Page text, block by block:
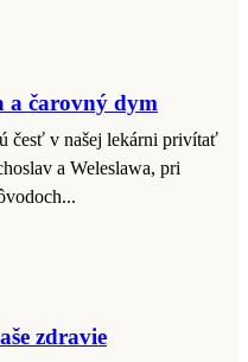
a čarovný dym
česť v našej lekárni privítať
a Weleslawa, pri
zdravie